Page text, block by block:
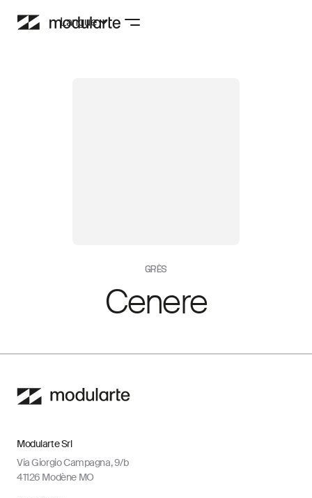
Langue
GRÈS
Cenere
Modularte Srl
Via Giorgio Campagna, 9/b
41126 Modène MO